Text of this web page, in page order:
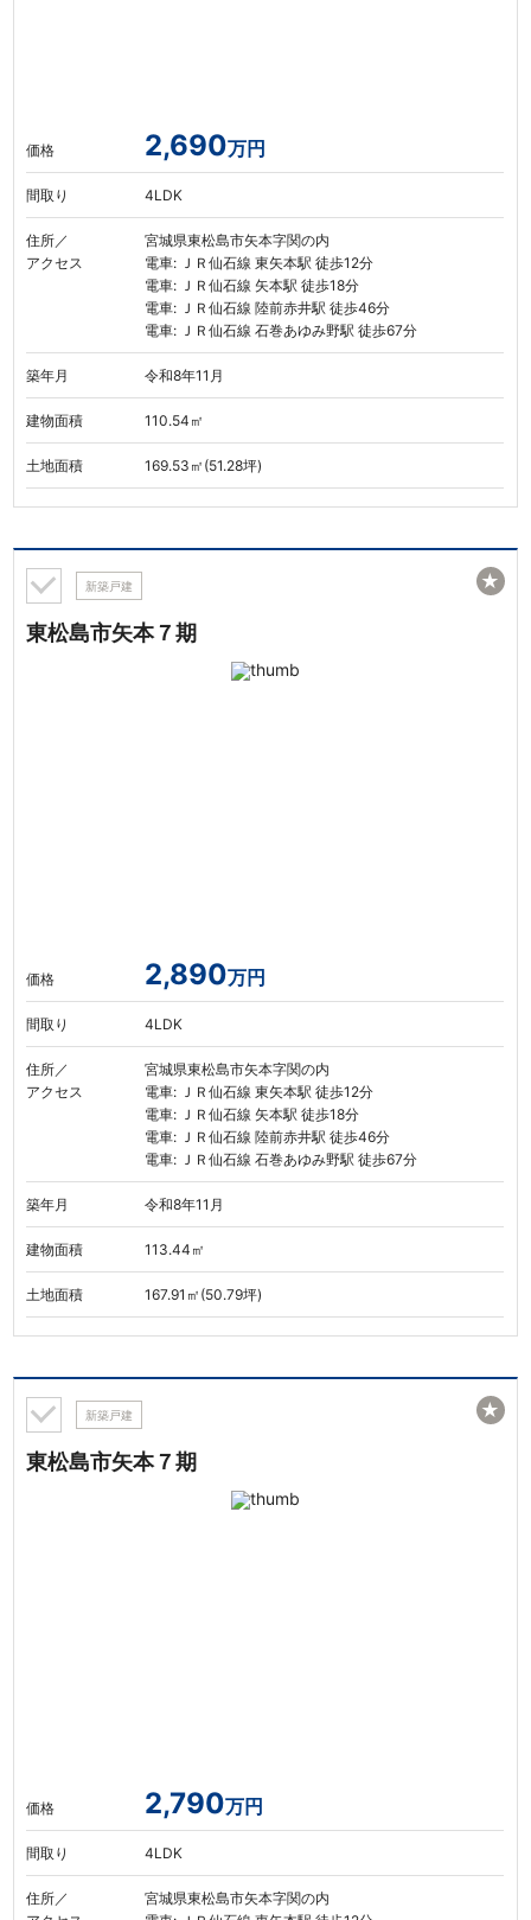
価格 2,690万円
間取り 4LDK
住所／
アクセス
宮城県東松島市矢本字関の内
電車: ＪＲ仙石線 東矢本駅 徒歩12分
電車: ＪＲ仙石線 矢本駅 徒歩18分
電車: ＪＲ仙石線 陸前赤井駅 徒歩46分
電車: ＪＲ仙石線 石巻あゆみ野駅 徒歩67分
築年月 令和8年11月
建物面積 110.54㎡
土地面積 169.53㎡(51.28坪)
新築戸建
東松島市矢本７期
価格 2,890万円
間取り 4LDK
住所／
アクセス
宮城県東松島市矢本字関の内
電車: ＪＲ仙石線 東矢本駅 徒歩12分
電車: ＪＲ仙石線 矢本駅 徒歩18分
電車: ＪＲ仙石線 陸前赤井駅 徒歩46分
電車: ＪＲ仙石線 石巻あゆみ野駅 徒歩67分
築年月 令和8年11月
建物面積 113.44㎡
土地面積 167.91㎡(50.79坪)
★
新築戸建
東松島市矢本７期
価格 2,790万円
間取り 4LDK
住所／
宮城県東松島市矢本字関の内
★